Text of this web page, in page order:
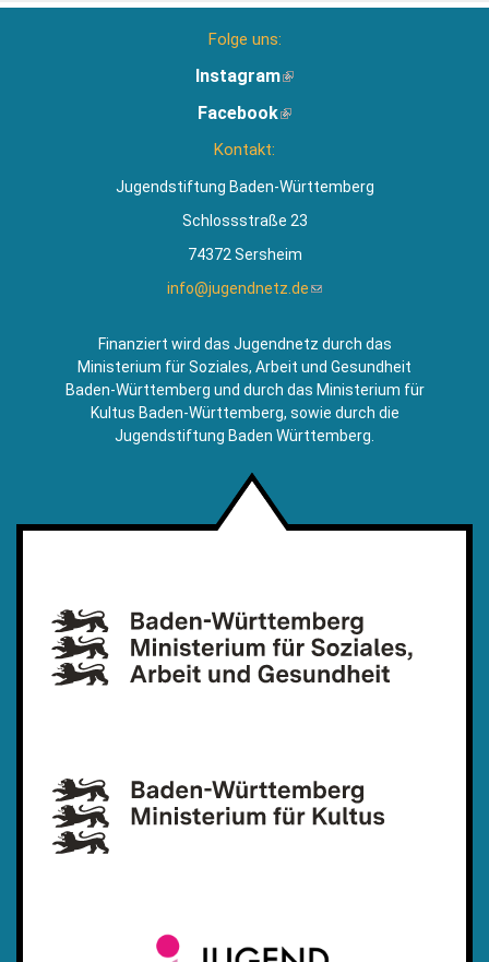
Folge uns:
Instagram(Link
extern)
Facebook(Link
Kontakt:
Jugendstiftung Baden-Württemberg
Schlossstraße 23
74372 Sersheim
info@jugendnetz.de(Link
Mail)
Finanziert wird das Jugendnetz durch das
Ministerium für Soziales, Arbeit und Gesundheit
Baden-Württemberg und durch das Ministerium für
Kultus Baden-Württemberg, sowie durch die
Jugendstiftung Baden Württemberg.